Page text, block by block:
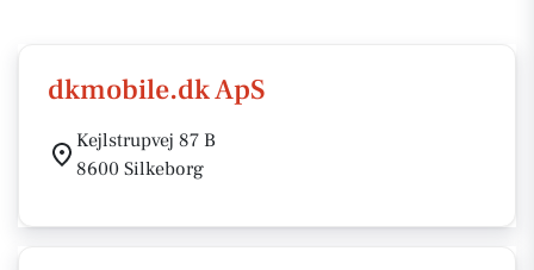
dkmobile.dk ApS
Kejlstrupvej 87 B
8600 Silkeborg